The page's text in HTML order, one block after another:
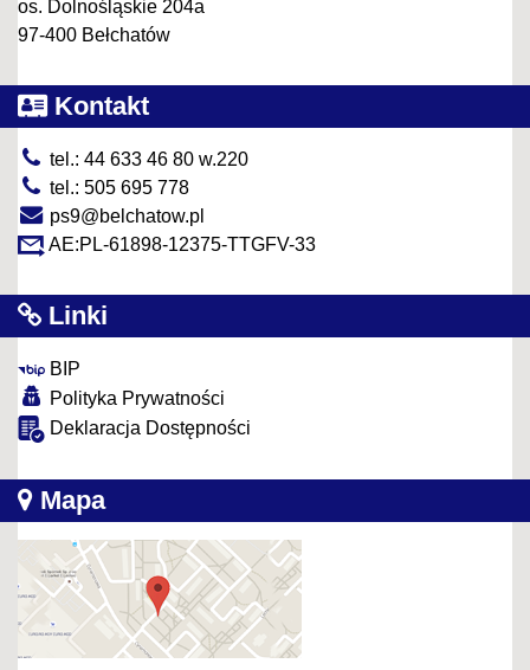
os. Dolnośląskie 204a
97-400 Bełchatów
Kontakt
tel.: 44 633 46 80 w.220
tel.: 505 695 778
ps9@belchatow.pl
AE:PL-61898-12375-TTGFV-33
Linki
BIP
Polityka Prywatności
Deklaracja Dostępności
Mapa